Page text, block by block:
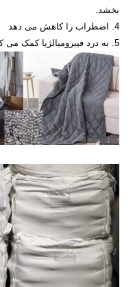
بخشد.
4. اضطراب را کاهش می دهد
5. به درد فیبرومیالژیا کمک می کند